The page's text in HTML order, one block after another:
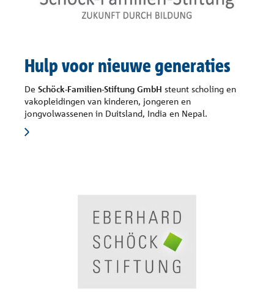
Hulp voor nieuwe generaties
De Schöck-Familien-Stiftung GmbH steunt scholing en
vakopleidingen van kinderen, jongeren en
jongvolwassenen in Duitsland, India en Nepal.